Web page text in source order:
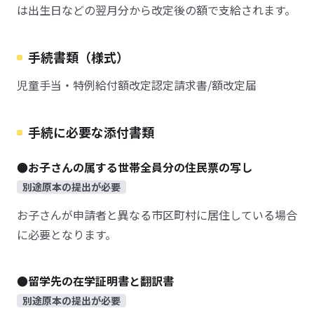
は出生日などの翌月分から改定後の額で支給されます。
手続書類（様式）
児童手当・特例給付額改定認定請求書/額改定届
手続に必要な添付書類
●お子さんの属する世帯全員分の住民票の写し
別途原本の提出が必要
お子さんが申請者と異なる市区町村に居住している場合
に必要となります。
●留学先の在学証明書と翻訳書
別途原本の提出が必要